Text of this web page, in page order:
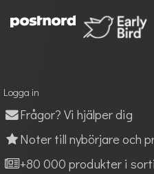
Logga in
Frågor? Vi hjälper dig
Noter till nybörjare och
+80 000 produkter i